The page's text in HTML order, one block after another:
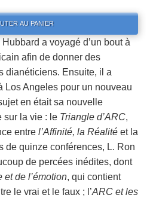
AU PANIER
a voyagé d’un bout à
afin de donner des
dianéticiens. Ensuite, il a
Los Angeles pour un nouveau
en était sa nouvelle
sur la vie : le Triangle d’ARC,
entre l’Affinité, la Réalité et la
de quinze conférences, L. Ron
de percées inédites, dont
de l’émotion, qui contient
le vrai et le faux ; l’ARC et les